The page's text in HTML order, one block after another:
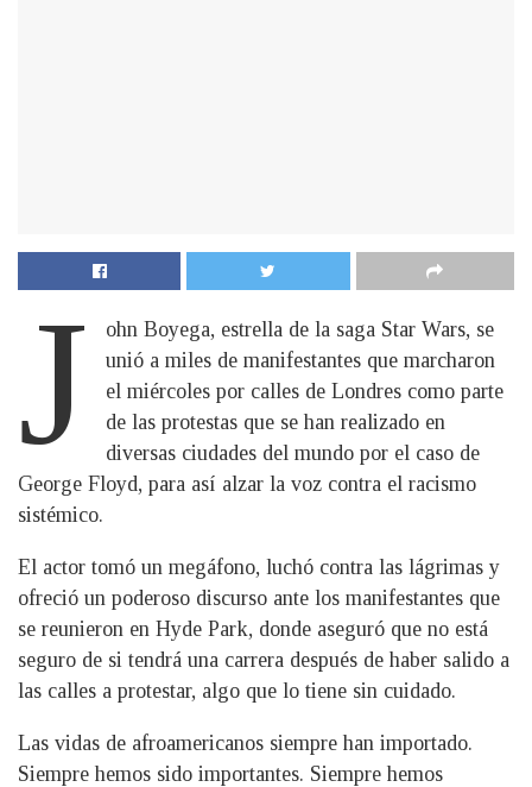
J
ohn Boyega, estrella de la saga Star Wars, se
unió a miles de manifestantes que marcharon
el miércoles por calles de Londres como parte
de las protestas que se han realizado en
diversas ciudades del mundo por el caso de
George Floyd, para así alzar la voz contra el racismo
sistémico.
El actor tomó un megáfono, luchó contra las lágrimas y
ofreció un poderoso discurso ante los manifestantes que
se reunieron en Hyde Park, donde aseguró que no está
seguro de si tendrá una carrera después de haber salido a
las calles a protestar, algo que lo tiene sin cuidado.
Las vidas de afroamericanos siempre han importado.
Siempre hemos sido importantes. Siempre hemos